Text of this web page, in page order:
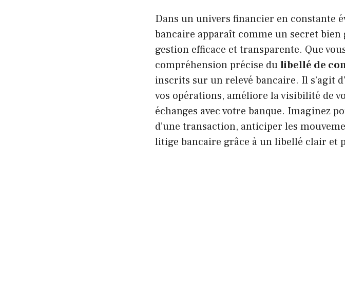
Dans un univers financier en constante
bancaire apparaît comme un secret
gestion efficace et transparente. Que
compréhension précise dulibellé de
inscrits sur un relevé bancaire. Il s’agit
vos opérations, améliore la visibilité de
échanges avec votre banque. Imaginez
d’une transaction, anticiper les
litige bancaire grâce à un libellé clair et